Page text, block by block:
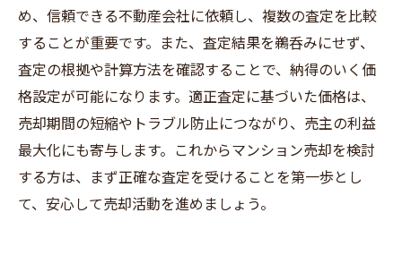
め、信頼できる不動産会社に依頼し、複数の査定を比較
することが重要です。また、査定結果を鵜呑みにせず、
査定の根拠や計算方法を確認することで、納得のいく価
格設定が可能になります。適正査定に基づいた価格は、
売却期間の短縮やトラブル防止につながり、売主の利益
最大化にも寄与します。これからマンション売却を検討
する方は、まず正確な査定を受けることを第一歩とし
て、安心して売却活動を進めましょう。